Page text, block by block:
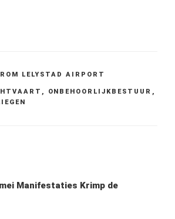
LELYSTAD AIRPORT
, ONBEHOORLIJKBESTUUR ,
Manifestaties Krimp de